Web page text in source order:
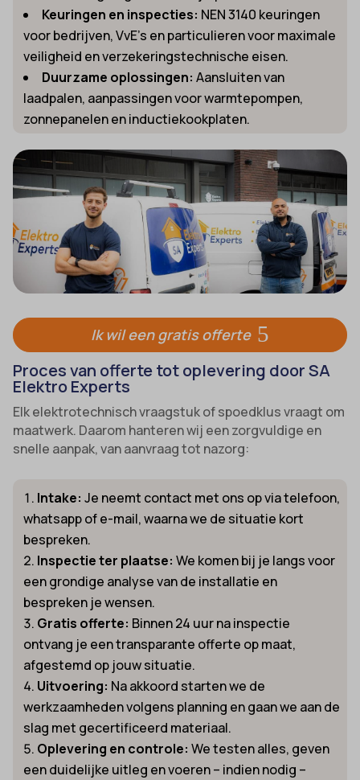
Keuringen en inspecties: NEN 3140 keuringen
voor bedrijven, VvE’s en particulieren voor maximale
veiligheid en verzekeringstechnische eisen.
Duurzame oplossingen: Aansluiten van
laadpalen, aanpassingen voor warmtepompen,
zonnepanelen en inductiekookplaten.
Ik wil een gratis offerte
Proces van offerte tot oplevering door SA
Elektro Experts
Elk elektrotechnisch vraagstuk of spoedklus vraagt om
maatwerk. Daarom hanteren wij een zorgvuldige en
snelle aanpak, van aanvraag tot nazorg:
Intake: Je neemt contact met ons op via telefoon,
whatsapp of e-mail, waarna we de situatie kort
bespreken.
Inspectie ter plaatse: We komen bij je langs voor
een grondige analyse van de installatie en
bespreken je wensen.
Gratis offerte: Binnen 24 uur na inspectie
ontvang je een transparante offerte op maat,
afgestemd op jouw situatie.
Uitvoering: Na akkoord starten we de
werkzaamheden volgens planning en gaan we aan de
slag met gecertificeerd materiaal.
Oplevering en controle: We testen alles, geven
een duidelijke uitleg en voeren – indien nodig –